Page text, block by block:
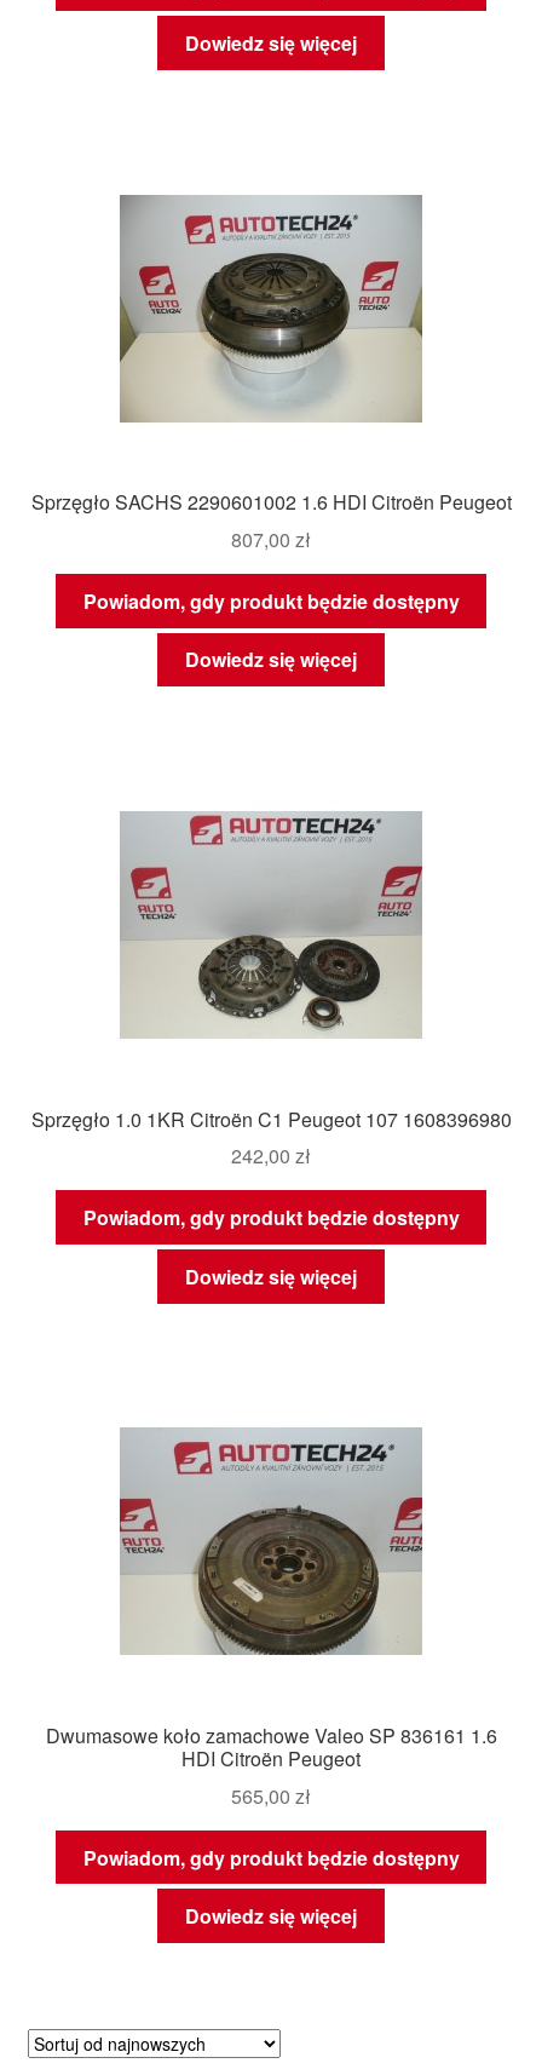
Dowiedz się więcej
Sprzęgło SACHS 2290601002 1.6 HDI Citroën Peugeot
807,00 zł
Powiadom, gdy produkt będzie dostępny
Dowiedz się więcej
Sprzęgło 1.0 1KR Citroën C1 Peugeot 107 1608396980
242,00 zł
Powiadom, gdy produkt będzie dostępny
Dowiedz się więcej
Dwumasowe koło zamachowe Valeo SP 836161 1.6
HDI Citroën Peugeot
565,00 zł
Powiadom, gdy produkt będzie dostępny
Dowiedz się więcej